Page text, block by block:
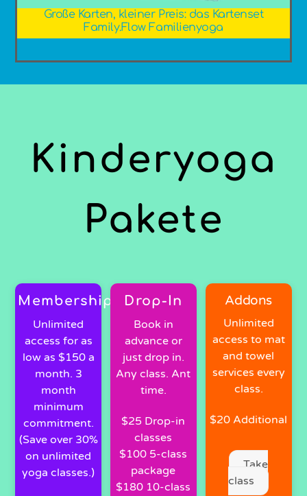
Große Karten, kleiner Preis: das Kartenset
Family.Flow Familienyoga
Kinderyoga
Pakete
Memberships
Unlimited
access for as
low as $150 a
month. 3
month
minimum
commitment.
(Save over 30%
on unlimited
yoga classes.)
Drop-In
Book in
advance or
just drop in.
Any class. Ant
time.
$25 Drop-in
classes
$100 5-class
package
$180 10-class
Addons
Unlimited
access to mat
and towel
services every
class.
$20 Additional
Take
class